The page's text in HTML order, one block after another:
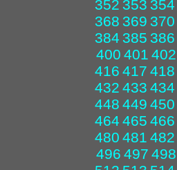
352 353 354
368 369 370
384 385 386
400 401 402
416 417 418
432 433 434
448 449 450
464 465 466
480 481 482
496 497 498